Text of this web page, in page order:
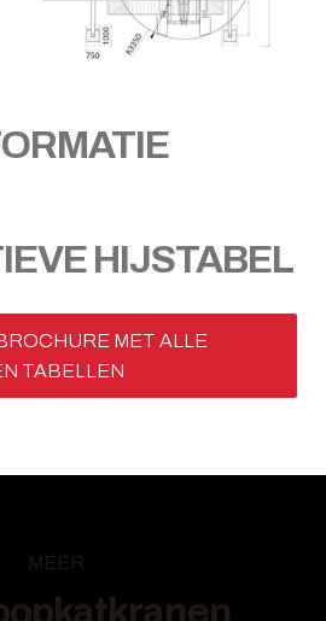
HIJSTABEL
MET ALLE
TABELLEN
MEER